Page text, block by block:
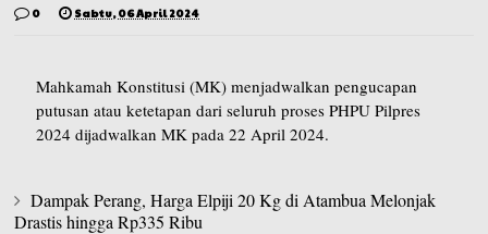
0 Sabtu, 06 April 2024
Mahkamah Konstitusi (MK) menjadwalkan pengucapan
putusan atau ketetapan dari seluruh proses PHPU Pilpres
2024 dijadwalkan MK pada 22 April 2024.
Dampak Perang, Harga Elpiji 20 Kg di Atambua Melonjak
Drastis hingga Rp335 Ribu